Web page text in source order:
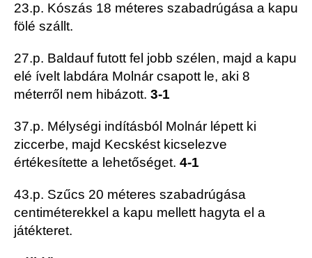
23.p. Kószás 18 méteres szabadrúgása a kapu
fölé szállt.
27.p. Baldauf futott fel jobb szélen, majd a kapu
elé ívelt labdára Molnár csapott le, aki 8
méterről nem hibázott. 3-1
37.p. Mélységi indításból Molnár lépett ki
ziccerbe, majd Kecskést kicselezve
értékesítette a lehetőséget. 4-1
43.p. Szűcs 20 méteres szabadrúgása
centiméterekkel a kapu mellett hagyta el a
játékteret.